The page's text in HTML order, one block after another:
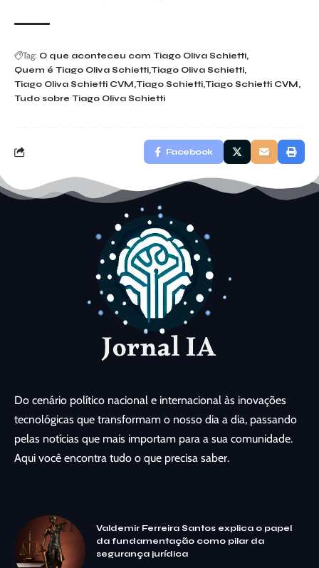
Tag: O que aconteceu com Tiago Oliva Schietti
Quem é Tiago Oliva Schietti Tiago Oliva Schietti
Tiago Oliva Schietti CVM Tiago Schietti Tiago Schietti CVM
Tudo sobre Tiago Oliva Schietti
Facebook
Do cenário político nacional e internacional às inovações
tecnológicas que transformam o nosso dia a dia, passando
pelas notícias que mais importam para a sua comunidade.
Aqui você encontra tudo o que precisa saber.
Valdemir Ferreira Santos explica o papel
da fundamentação como pilar da
segurança jurídica